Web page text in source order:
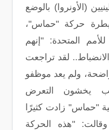
(الأونروا) بالوضع
حركة "حماس"،
المتحدة: "إنهم
لقد تراجعت
ولم يعد موظفو
يخشون التعرض
"حماس" زادت كثيرًا
"هذه الحركة